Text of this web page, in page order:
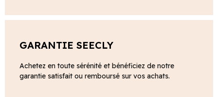
GARANTIE SEECLY
Achetez en toute sérénité et bénéficiez de notre
garantie satisfait ou remboursé sur vos achats.